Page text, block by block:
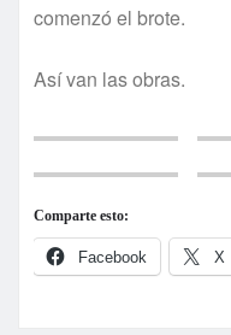
comenzó el brote.
Así van las obras.
Comparte esto:
Facebook X